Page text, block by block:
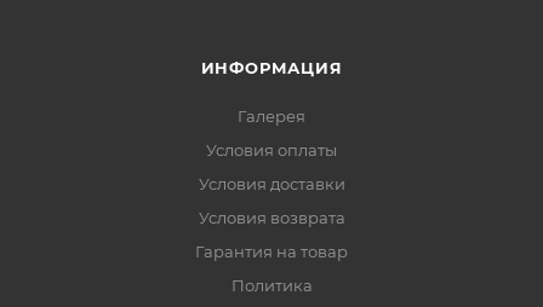
ИНФОРМАЦИЯ
Галерея
Условия оплаты
Условия доставки
Условия возврата
Гарантия на товар
Политика